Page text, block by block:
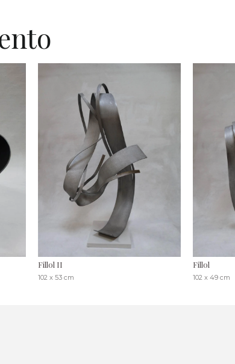
Fillol II
102 x 53 cm
Fillol
102 x 49 cm